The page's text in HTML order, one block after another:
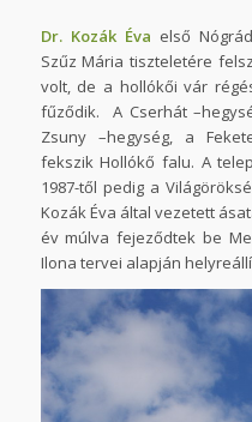
Dr. Kozák Éva első
Szűz Mária tiszteletére
volt, de a hollókői vár
fűződik. A Cserhát
Zsuny –hegység, a
fekszik Hollókő falu. A
1987-től pedig a
Kozák Éva által vezetett
év múlva fejeződtek be
Ilona tervei alapján